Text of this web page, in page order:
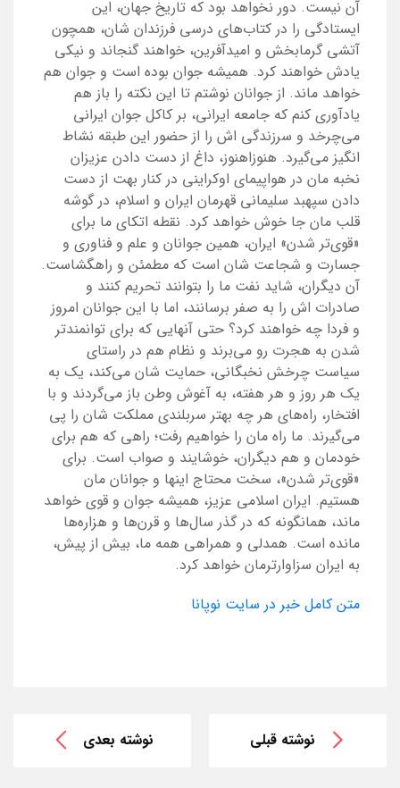
آن نیست. دور نخواهد بود که تاریخ جهان، این
ایستادگی را در کتاب‌های درسی فرزندان شان، همچون
آتشی گرمابخش و امیدآفرین، خواهند گنجاند و نیکی
یادش خواهند کرد. همیشه جوان بوده است و جوان هم
خواهد ماند. از جوانان نوشتم تا این نکته را باز هم
یادآوری کنم که جامعه ایرانی، بر کاکل جوان ایرانی
می‌چرخد و سرزندگی اش را از حضور این طبقه نشاط
انگیز می‌گیرد. هنوزاهنوز، داغ از دست دادن عزیزان
نخبه مان در هواپیمای اوکراینی در کنار بهت از دست
دادن سپهبد سلیمانی قهرمان ایران و اسلام، در گوشه
قلب مان جا خوش خواهد کرد. نقطه اتکای ما برای
«قوی‌تر شدن» ایران، همین جوانان و علم و فناوری و
جسارت و شجاعت شان است که مطمئن و راهگشاست.
آن دیگران، شاید نفت ما را بتوانند تحریم کنند و
صادرات اش را به صفر برسانند، اما با این جوانان امروز
و فردا چه خواهند کرد؟ حتی آنهایی که برای توانمندتر
شدن به هجرت رو می‌برند و نظام هم در راستای
سیاست چرخش نخبگانی، حمایت شان می‌کند، یک به
یک هر روز و هر هفته، به آغوش وطن باز می‌گردند و با
افتخار، راه‌های هر چه بهتر سربلندی مملکت شان را پی
می‌گیرند. ما راه مان را خواهیم رفت؛ راهی که هم برای
خودمان و هم دیگران، خوشایند و صواب است. برای
«قوی‌تر شدن»، سخت محتاج اینها و جوانان مان
هستیم. ایران اسلامی عزیز، همیشه جوان و قوی خواهد
ماند، همانگونه که در گذر سال‌ها و قرن‌ها و هزاره‌ها
مانده است. همدلی و همراهی همه ما، بیش از پیش،
به ایران سزاوارترمان خواهد کرد.
متن کامل خبر در سایت نوپانا
نوشته قبلی نوشته بعدی